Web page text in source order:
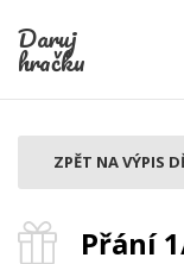
Daruj
hračku
Přání
ZPĚT NA VÝPIS